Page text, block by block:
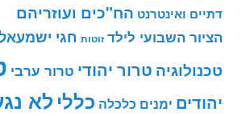
דתיים ואינטרנט הח"כים ועוזריהם
הציור השבועי לילד זוטות חגי
טכנולוגיה טרור יהודי טרור ערבי
יהודים ימנים כלכלה כללי לא